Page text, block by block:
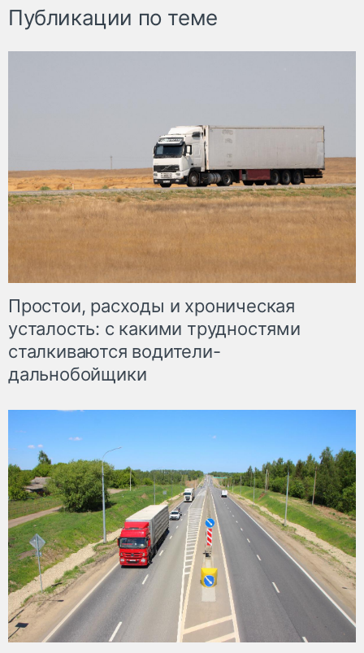
Публикации по теме
Простои, расходы и хроническая
усталость: с какими трудностями
сталкиваются водители-
дальнобойщики